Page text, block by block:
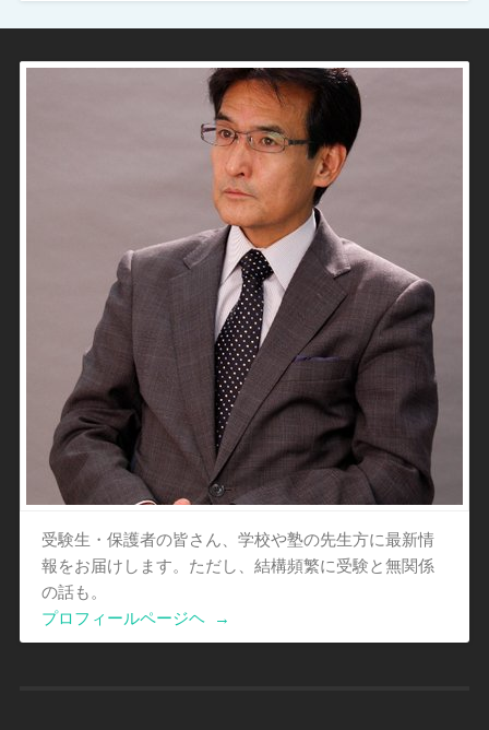
受験生・保護者の皆さん、学校や塾の先生方に最新情
報をお届けします。ただし、結構頻繁に受験と無関係
の話も。
プロフィールページヘ
→